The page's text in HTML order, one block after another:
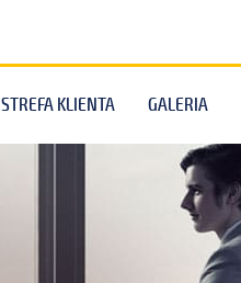
STREFA KLIENTA GALERIA